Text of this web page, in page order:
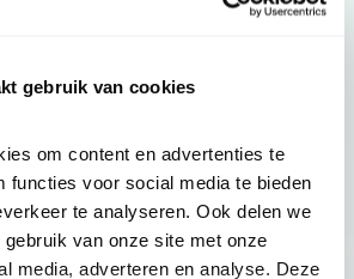
gebruik van cookies
om content en advertenties te
functies voor social media te bieden
te analyseren. Ook delen we
van onze site met onze
media, adverteren en analyse. Deze
van Vogelbescherming.